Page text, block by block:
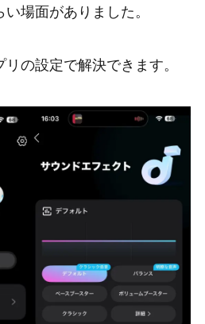
場面がありました。
の設定で解決できます。